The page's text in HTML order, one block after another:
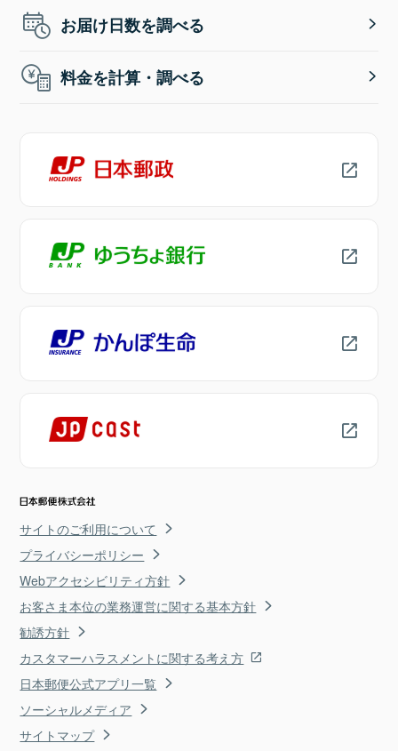
お届け日数を調べる
料金を計算・調べる
サイトのご利用について
プライバシーポリシー
Webアクセシビリティ方針
お客さま本位の業務運営に関する基本方針
勧誘方針
カスタマーハラスメントに関する考え方
日本郵便公式アプリ一覧
ソーシャルメディア
サイトマップ